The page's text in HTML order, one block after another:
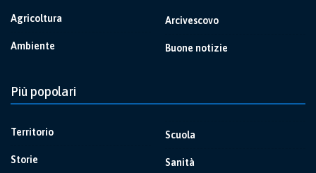
Agricoltura
Ambiente
Arcivescovo
Buone notizie
Più popolari
Territorio
Storie
Scuola
Sanità